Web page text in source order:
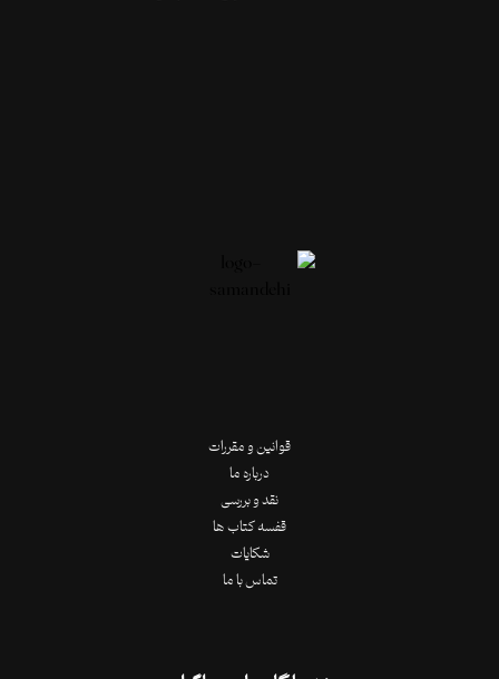
قوانین و مقررات
درباره ما
نقد و بررسی
قفسه کتاب ها
شکایات
تماس با ما